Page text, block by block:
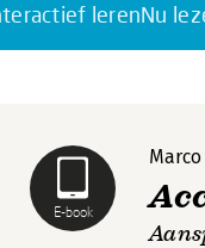
lerenNu
E-book